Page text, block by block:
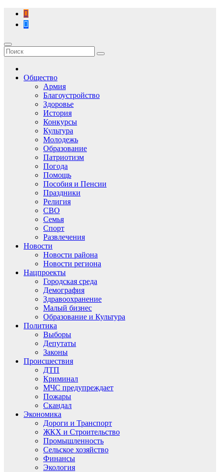
Перейти
содержимому
Общество
Армия
Благоустройство
Здоровье
История
Конкурсы
Культура
Молодежь
Образование
Патриотизм
Погода
Помощь
Пособия и Пенсии
Праздники
Религия
СВО
Семья
Спорт
Развлечения
Новости
Новости района
Новости региона
Нацпроекты
Городская среда
Демография
Здравоохранение
Малый бизнес
Образование и Культура
Политика
Выборы
Депутаты
Законы
Происшествия
ДТП
Криминал
МЧС предупреждает
Пожары
Скандал
Экономика
Дороги и Транспорт
ЖКХ и Строительство
Промышленность
Сельское хозяйство
Финансы
Экология